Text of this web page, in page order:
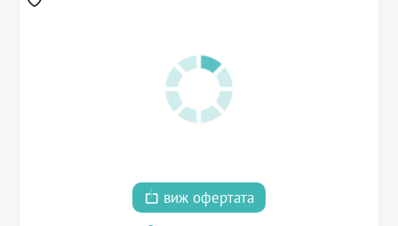
виж офертата